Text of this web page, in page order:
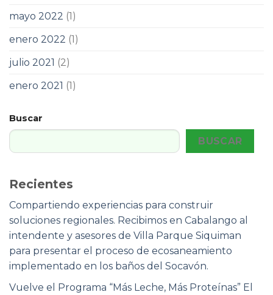
mayo 2022 (1)
enero 2022 (1)
julio 2021 (2)
enero 2021 (1)
Buscar
BUSCAR
Recientes
Compartiendo experiencias para construir
soluciones regionales. Recibimos en Cabalango al
intendente y asesores de Villa Parque Siquiman
para presentar el proceso de ecosaneamiento
implementado en los baños del Socavón.
Vuelve el Programa “Más Leche, Más Proteínas” El